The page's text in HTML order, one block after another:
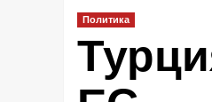
Политика